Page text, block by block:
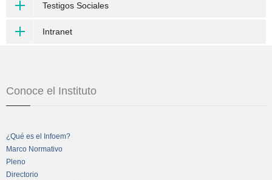
Testigos Sociales
Intranet
Conoce el Instituto
¿Qué es el Infoem?
Marco Normativo
Pleno
Directorio